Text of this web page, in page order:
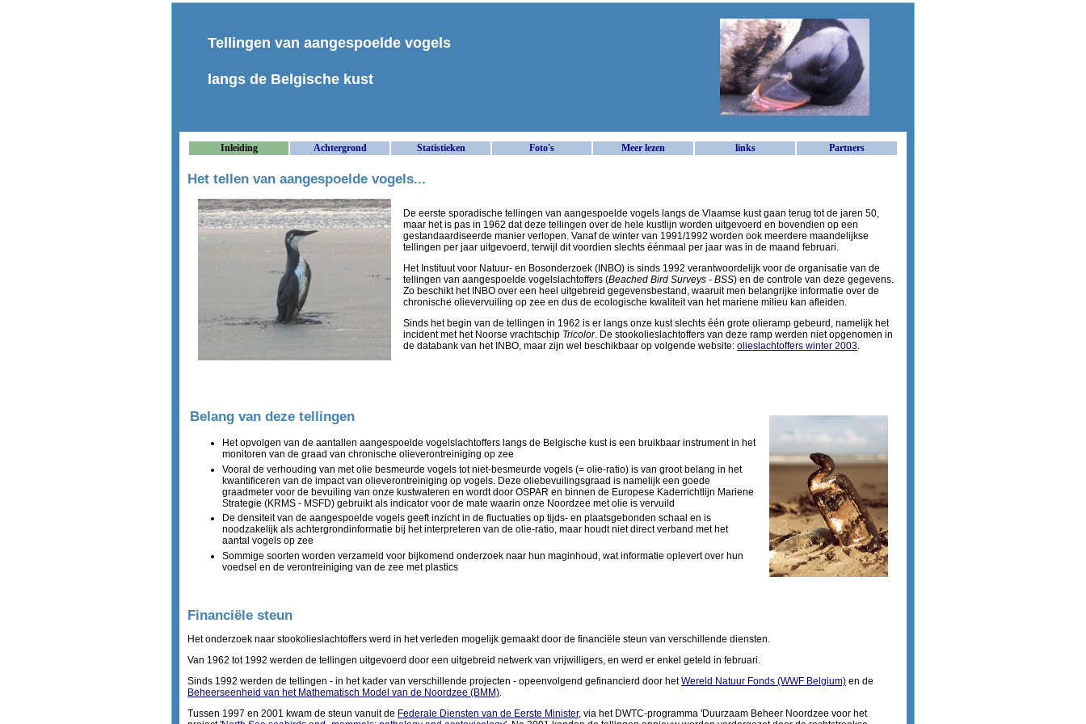
Tellingen van aangespoelde vogels
langs de Belgische kust
Inleiding Achtergrond Statistieken Foto's Meer lezen links Partners
Het tellen van aangespoelde vogels...
De eerste sporadische tellingen van aangespoelde vogels langs de Vlaamse kust gaan terug tot de jaren 50,
maar het is pas in 1962 dat deze tellingen over de hele kustlijn worden uitgevoerd en bovendien op een
gestandaardiseerde manier verlopen. Vanaf de winter van 1991/1992 worden ook meerdere maandelijkse
tellingen per jaar uitgevoerd, terwijl dit voordien slechts éénmaal per jaar was in de maand februari.
Het Instituut voor Natuur- en Bosonderzoek (INBO) is sinds 1992 verantwoordelijk voor de organisatie van de
tellingen van aangespoelde vogelslachtoffers (Beached Bird Surveys - BSS) en de controle van deze gegevens.
Zo beschikt het INBO over een heel uitgebreid gegevensbestand, waaruit men belangrijke informatie over de
chronische olievervuiling op zee en dus de ecologische kwaliteit van het mariene milieu kan afleiden.
Sinds het begin van de tellingen in 1962 is er langs onze kust slechts één grote olieramp gebeurd, namelijk het
incident met het Noorse vrachtschip Tricolor. De stookolieslachtoffers van deze ramp werden niet opgenomen in
de databank van het INBO, maar zijn wel beschikbaar op volgende website: olieslachtoffers winter 2003.
Belang van deze tellingen
Het opvolgen van de aantallen aangespoelde vogelslachtoffers langs de Belgische kust is een bruikbaar instrument in het
monitoren van de graad van chronische olieverontreiniging op zee
Vooral de verhouding van met olie besmeurde vogels tot niet-besmeurde vogels (= olie-ratio) is van groot belang in het
kwantificeren van de impact van olieverontreiniging op vogels. Deze oliebevuilingsgraad is namelijk een goede
graadmeter voor de bevuiling van onze kustwateren en wordt door OSPAR en binnen de Europese Kaderrichtlijn Mariene
Strategie (KRMS - MSFD) gebruikt als indicator voor de mate waarin onze Noordzee met olie is vervuild
De densiteit van de aangespoelde vogels geeft inzicht in de fluctuaties op tijds- en plaatsgebonden schaal en is
noodzakelijk als achtergrondinformatie bij het interpreteren van de olie-ratio, maar houdt niet direct verband met het
aantal vogels op zee
Sommige soorten worden verzameld voor bijkomend onderzoek naar hun maginhoud, wat informatie oplevert over hun
voedsel en de verontreiniging van de zee met plastics
Financiële steun
Het onderzoek naar stookolieslachtoffers werd in het verleden mogelijk gemaakt door de financiële steun van verschillende diensten.
Van 1962 tot 1992 werden de tellingen uitgevoerd door een uitgebreid netwerk van vrijwilligers, en werd er enkel geteld in februari.
Sinds 1992 werden de tellingen - in het kader van verschillende projecten - opeenvolgend gefinancierd door hetWereld Natuur Fonds (WWF Belgium) en de
Beheerseenheid van het Mathematisch Model van de Noordzee (BMM)
Tussen 1997 en 2001 kwam de steun vanuit de Federale Diensten van de Eerste Minister, via het DWTC-programma 'Duurzaam Beheer Noordzee voor het